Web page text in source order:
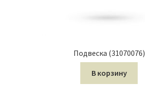
Подвеска (31070076)
В корзину